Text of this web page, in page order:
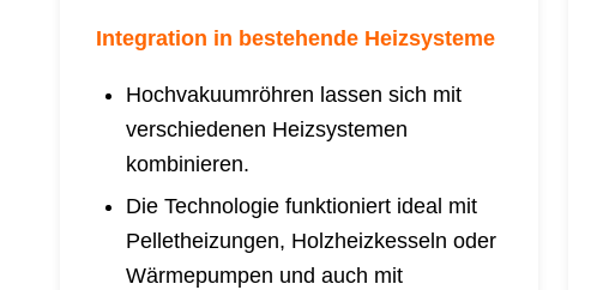
Integration in bestehende Heizsysteme
Hochvakuumröhren lassen sich mit
verschiedenen Heizsystemen
kombinieren.
Die Technologie funktioniert ideal mit
Pelletheizungen, Holzheizkesseln oder
Wärmepumpen und auch mit